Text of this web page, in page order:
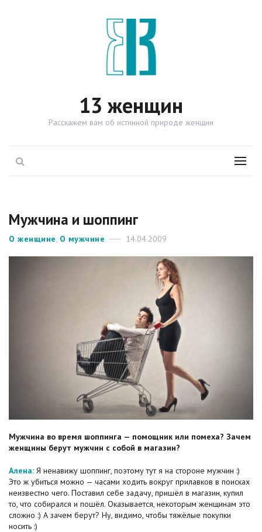
13 женщин
Расскажем вам об истинной природе женщин
Menu
Мужчина и шоппинг
Рубрики
О женщине, О мужчине Опубликовано
14.04.2009
Мужчина во время шоппинга — помощник или помеха? Зачем
женщины берут мужчин с собой в магазин?
Алена: Я ненавижу шоппинг, поэтому тут я на стороне мужчин :)
Это ж убиться можно — часами ходить вокруг прилавков в поисках
неизвестно чего. Поставил себе задачу, пришёл в магазин, купил
то, что собирался и пошёл. Оказывается, некоторым женщинам это
сложно :) А зачем берут? Ну, видимо, чтобы тяжёлые покупки
носить :)